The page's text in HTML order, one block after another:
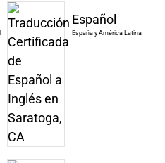
Español
España y América Latina